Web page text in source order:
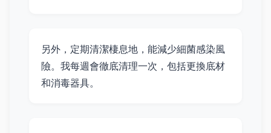
另外，定期清潔棲息地，能減少細菌感染風
險。我每週會徹底清理一次，包括更換底材
和消毒器具。